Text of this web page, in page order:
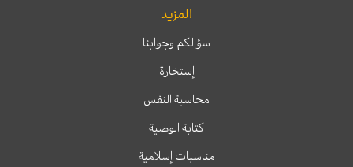
المزيد
سؤالكم وجوابنا
إستخارة
محاسبة النفس
كتابة الوصية
مناسبات إسلامية